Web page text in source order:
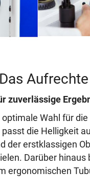
zuverlässige
Wahl für
die Helligkeit
der erstklassigen
Darüber
ergonomischen